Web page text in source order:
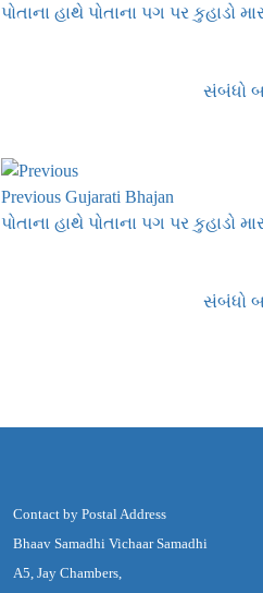
પોતાના હાથે પોતાના પગ પર કુહાડો
સંબંધો
Previous Gujarati Bhajan
પોતાના હાથે પોતાના પગ પર કુહાડો
સંબંધો
Contact by Postal Address
Bhaav Samadhi Vichaar Samadhi
A5, Jay Chambers,